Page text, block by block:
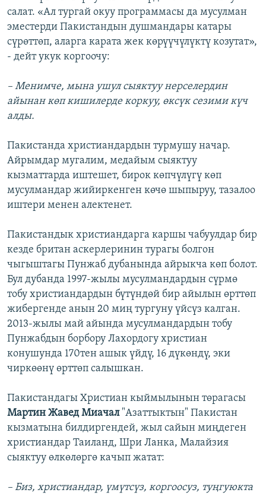
салат. «Ал тургай окуу программасы да мусулман
эместерди Пакистандын душмандары катары
сүрөттөп, аларга карата жек көрүүчүлүктү козутат»,
- дейт укук коргоочу:
– Менимче, мына ушул сыяктуу нерселердин
айынан көп кишилерде коркуу, өксүк сезими күч
алды.
Пакистанда христиандардын турмушу начар.
Айрымдар мугалим, медайым сыяктуу
кызматтарда иштешет, бирок көпчүлүгү көп
мусулмандар жийиркенген көчө шыпыруу, тазалоо
иштери менен алектенет.
Пакистандык христиандарга каршы чабуулдар бир
кезде британ аскерлеринин турагы болгон
чыгыштагы Пунжаб дубанында айрыкча көп болот.
Бул дубанда 1997-жылы мусулмандардын сүрмө
тобу христиандардын бүтүндөй бир айылын өрттөп
жибергенде анын 20 миң тургуну үйсүз калган.
2013-жылы май айында мусулмандардын тобу
Пунжабдын борбору Лахордогу христиан
конушунда 170тен ашык үйдү, 16 дүкөндү, эки
чиркөөнү өрттөп салышкан.
Пакистандагы Христиан кыймылынын төрагасы
Мартин Жавед Миачал"Азаттыктын" Пакистан
кызматына билдиргендей, жыл сайын миңдеген
христиандар Таиланд, Шри Ланка, Малайзия
сыяктуу өлкөлөргө качып жатат:
– Биз, христиандар, үмүтсүз, коргоосуз, туңгуюкта